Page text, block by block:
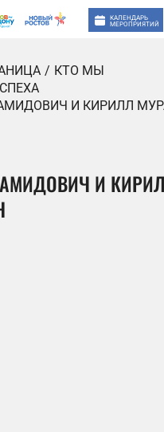
КАЛЕНДАРЬ
МЕРОПРИЯТИЙ
КТО МЫ
И КИРИЛЛ
И